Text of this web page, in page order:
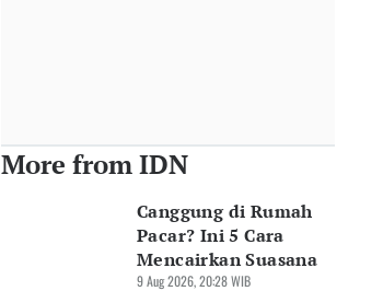
More from IDN
Canggung di Rumah
Pacar? Ini 5 Cara
Mencairkan Suasana
9 Aug 2026, 20:28 WIB